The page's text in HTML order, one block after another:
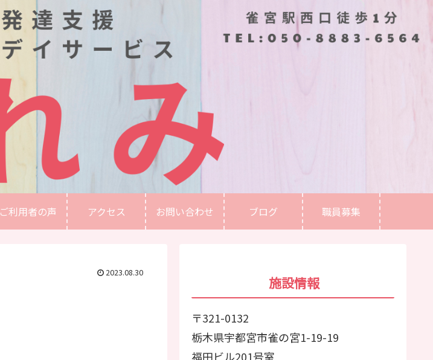
ご利用者の声 アクセス お問い合わせ ブログ 職員募集
2023.08.30
施設情報
〒321-0132
栃木県宇都宮市雀の宮1-19-19
福田ビル201号室